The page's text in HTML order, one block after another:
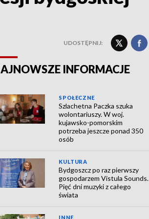
UDOSTĘPNIJ:
INFORMACJE
SPOŁECZNE
Szlachetna Paczka szuka
wolontariuszy. W woj.
kujawsko-pomorskim
potrzeba jeszcze ponad 350
osób
KULTURA
Bydgoszcz po raz pierwszy
gospodarzem Vistula Sounds.
Pięć dni muzyki z całego
świata
INNE